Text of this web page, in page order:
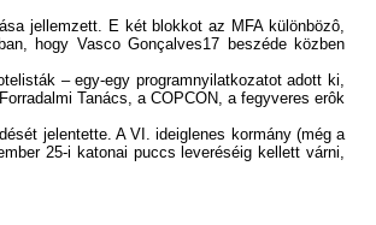
jellemzett. E két blokkot az MFA különbözô,
hogy Vasco Gonçalves17 beszéde közben
– egy-egy programnyilatkozatot adott ki,
Tanács, a COPCON, a fegyveres erôk
jelentette. A VI. ideiglenes kormány (még a
25-i katonai puccs leveréséig kellett várni,